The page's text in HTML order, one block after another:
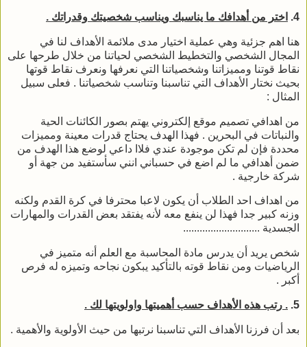
4. اختر من أهدافك ما يناسبك ويناسب شخصيتك وقدراتك .
هنا اهم جزئية وهي عملية اختيار مدى ملائمة الأهداف لنا في
المجال الشخصي والتخطيط الشخصي لحياتنا من خلال طرحها على
نقاط قوتنا ومميزاتنا وشخصياتنا التي نعرفها ونعرف نقاط قوتها
بحيث نختار الأهداف التي تناسبنا وتناسب شخصياتنا . فعلى سبيل
المثال :
من اهدافي تصميم موقع إلكتروني يهتم بصور الكائنات الحية
والنباتات في البحرين . فهذا الهدف يحتاج قدرات معينة ومميزات
محددة فإن لم تكن موجودة عندي فلاا داعي لوضع هذا الهدف من
ضمن أهدافي ما لم اضع في حسباني انني سأستفيد من جهة أو
شركة خارجية .
من اهداف احد الطلاب أن يكون لاعبا محترفا في كرة القدم ولكنه
وزنه كبير جدا فهذا لن ينفع معه لأنه يفتقد بعض القدرات والمهارات
الجسدية ............................
شخص يريد أن يدرس مادة المحاسبة مع العلم أنه متميز في
الرياضيات ومن نقاط قوته بالتأكيد يبكون نجاحه وتميزه له فرص
أكبر .
5. . رتب هذه الأهداف حسب أهميتها واولويتها لك .
بعد أن فرزنا الأهداف التي تناسبنا نرتبها من حيث الأولوية والأهمية .